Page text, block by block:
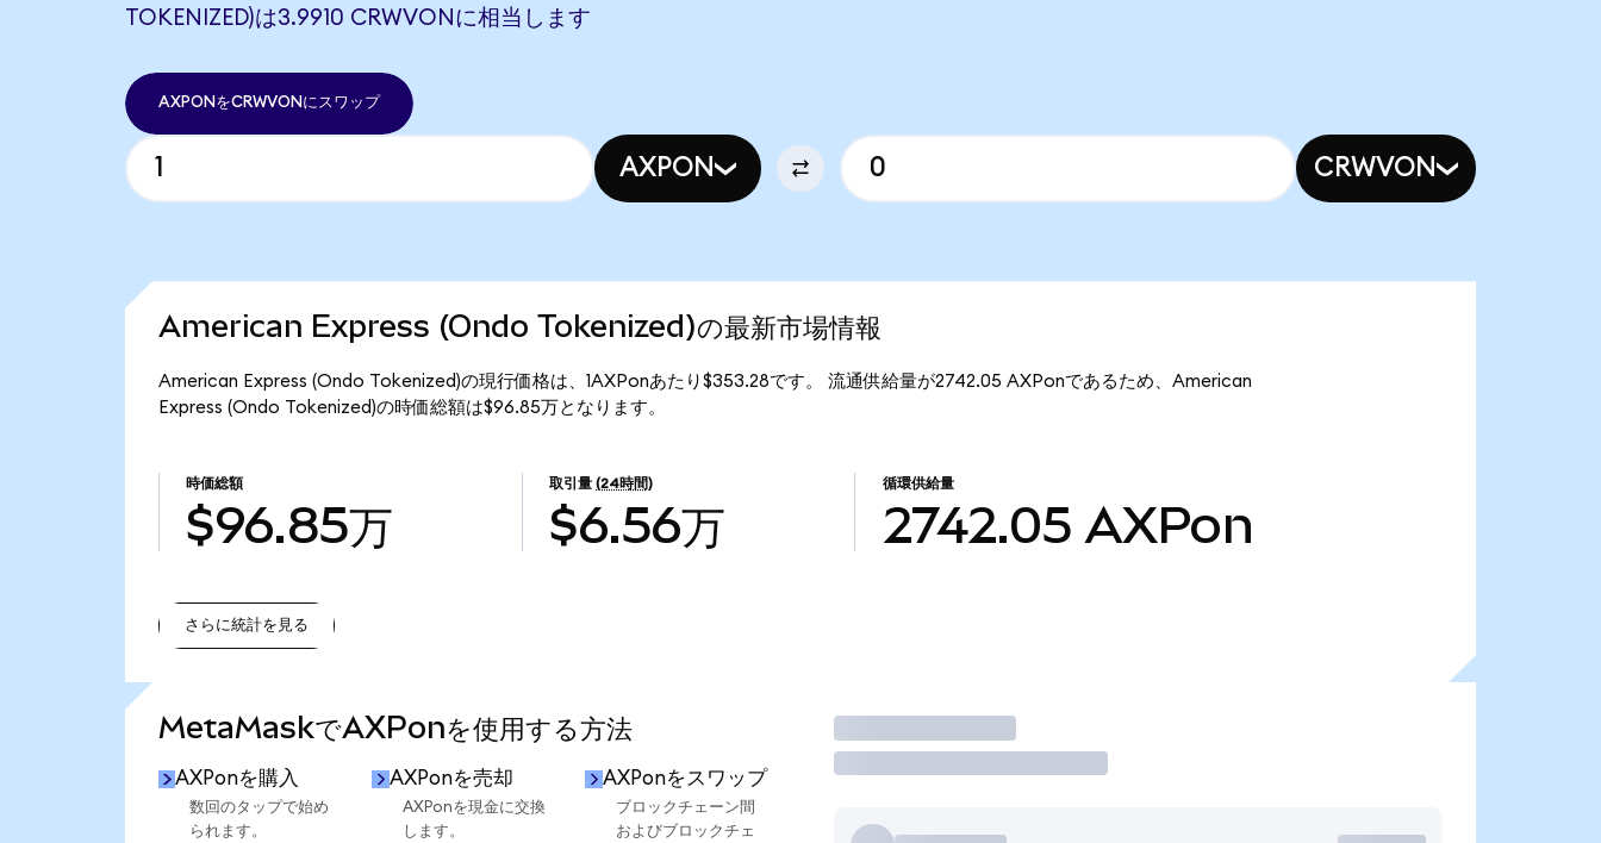
TOKENIZED)は3.9910 CRWVONに相当します
AXPONをCRWVONにスワップ
AXPON CRWVON
American Express (Ondo Tokenized)の最新市場情報
American Express (Ondo Tokenized)の現行価格は、1AXPonあたり$353.28です。 流通供給量が2742.05 AXPonであるため、American
Express (Ondo Tokenized)の時価総額は$96.85万となります。
時価総額
$96.85万
取引量 (24時間)
$6.56万
循環供給量
2742.05 AXPon
さらに統計を見る
MetaMaskでAXPonを使用する方法
AXPonを購入
数回のタップで始め
られます。
AXPonを売却
AXPonを現金に交換
します。
AXPonをスワップ
ブロックチェーン間
およびブロックチェ
取引